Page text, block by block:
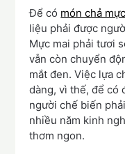
Để có món chả mực
liệu phải được
Mực mai phải tươi
vẫn còn chuyển
mắt đen. Việc lựa
dàng, vì thế, để có
người chế biến
nhiều năm kinh
thơm ngon.